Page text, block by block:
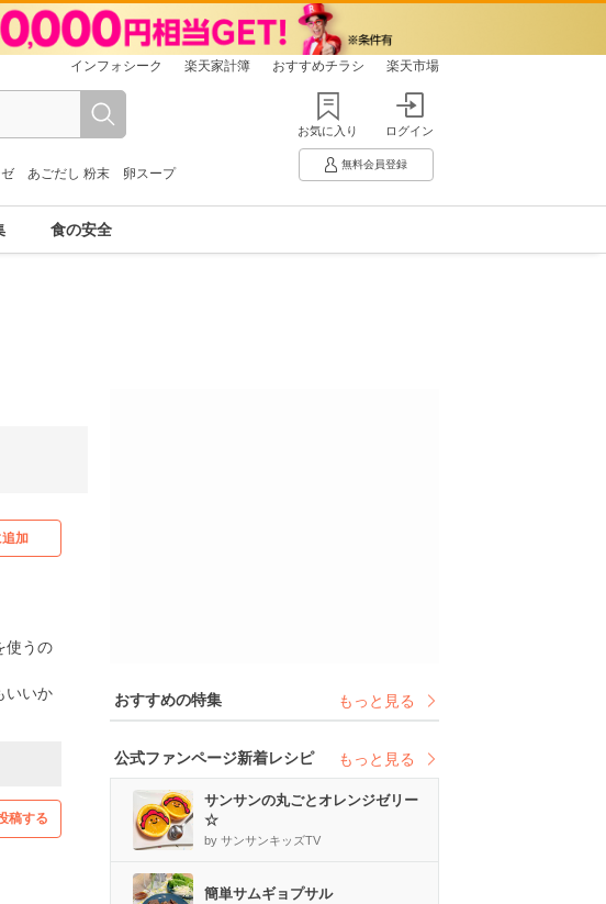
インフォシーク 楽天家計簿 おすすめチラシ 楽天市場
あごだし 粉末 卵スープ
お気に入り ログイン
無料会員登録
食の安全
加
使うの
いいか
稿する
おすすめの特集 もっと見る
公式ファンページ新着レシピ もっと見る
サンサンの丸ごとオレンジゼリー
☆
by サンサンキッズTV
簡単サムギョプサル